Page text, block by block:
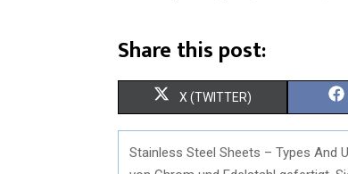
Share this post:
X (TWITTER)
Stainless Steel Sheets – Types And